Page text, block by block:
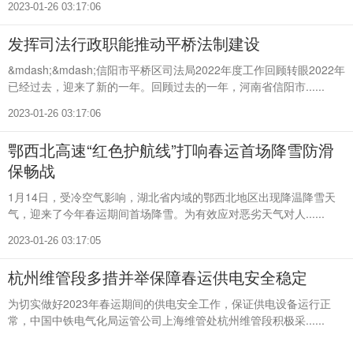
2023-01-26 03:17:06
发挥司法行政职能推动平桥法制建设
&mdash;&mdash;信阳市平桥区司法局2022年度工作回顾转眼2022年
已经过去，迎来了新的一年。回顾过去的一年，河南省信阳市......
2023-01-26 03:17:06
鄂西北高速“红色护航线”打响春运首场降雪防滑
保畅战
1月14日，受冷空气影响，湖北省内域的鄂西北地区出现降温降雪天
气，迎来了今年春运期间首场降雪。为有效应对恶劣天气对人......
2023-01-26 03:17:05
杭州维管段多措并举保障春运供电安全稳定
为切实做好2023年春运期间的供电安全工作，保证供电设备运行正
常，中国中铁电气化局运管公司上海维管处杭州维管段积极采......